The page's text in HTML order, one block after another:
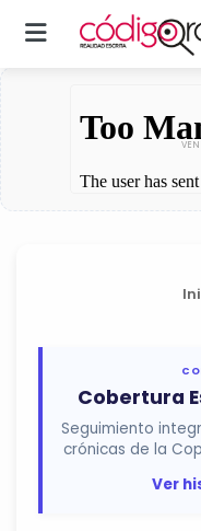
Cobertura
Seguimiento
crónicas de la
Ver